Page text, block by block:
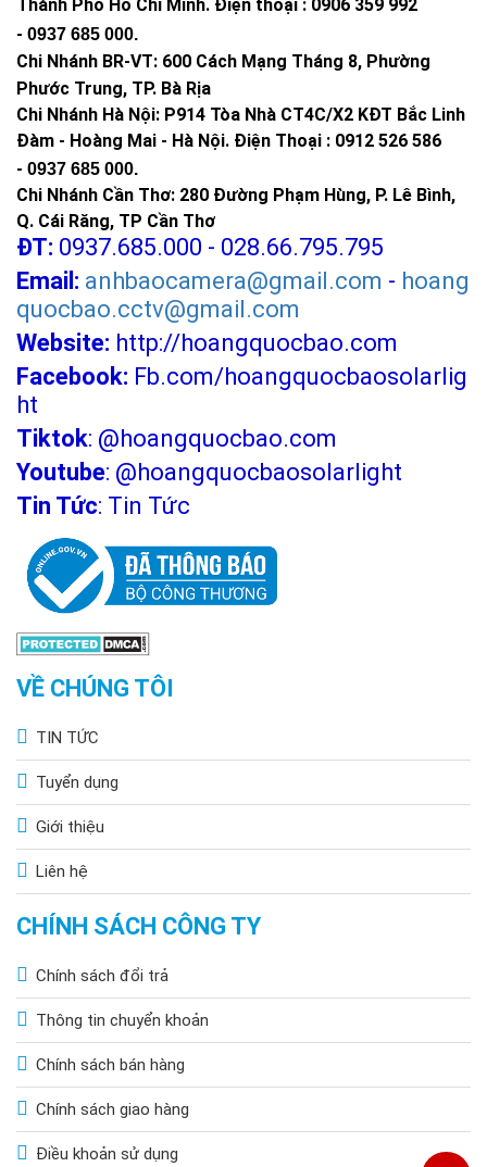
Thành Phố Hồ Chí Minh. Điện thoại : 0906 359 992
- 0937 685 000.
Chi Nhánh BR-VT: 600 Cách Mạng Tháng 8, Phường
Phước Trung, TP. Bà Rịa
Chi Nhánh Hà Nội: P914 Tòa Nhà CT4C/X2 KĐT Bắc Linh
Đàm - Hoàng Mai - Hà Nội. Điện Thoại : 0912 526 586
- 0937 685 000.
Chi Nhánh Cần Thơ: 280 Đường Phạm Hùng, P. Lê Bình,
Q. Cái Răng, TP Cần Thơ
ĐT: 0937.685.000 - 028.66.795.795
Email: anhbaocamera@gmail.com - hoang
quocbao.cctv@gmail.com
Website: http://hoangquocbao.com
Facebook: Fb.com/hoangquocbaosolarlig
ht
Tiktok: @hoangquocbao.com
Youtube: @hoangquocbaosolarlight
Tin Tức: Tin Tức
VỀ CHÚNG TÔI
TIN TỨC
Tuyển dụng
Giới thiệu
Liên hệ
CHÍNH SÁCH CÔNG TY
Chính sách đổi trả
Thông tin chuyển khoản
Chính sách bán hàng
Chính sách giao hàng
Điều khoản sử dụng